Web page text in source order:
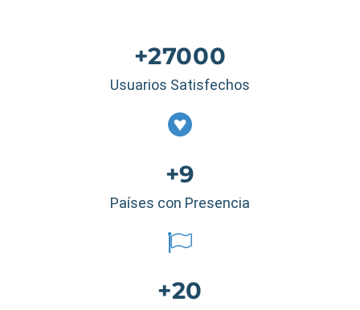
+27000
Usuarios Satisfechos
+9
Países con Presencia
+20